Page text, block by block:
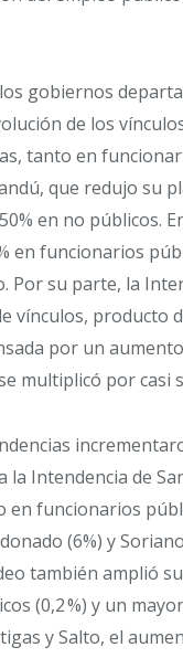
gobiernos
de los
tanto en
que redujo su
en no públicos.
en funcionarios
Por su parte, la
vínculos, producto
por un
multiplicó por casi
la Intendencia de
funcionarios
(6%) y
también amplió
(0,2 %) y un
y Salto, el